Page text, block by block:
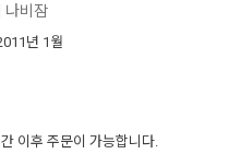
나비잠
년 1월
이후 주문이 가능합니다.